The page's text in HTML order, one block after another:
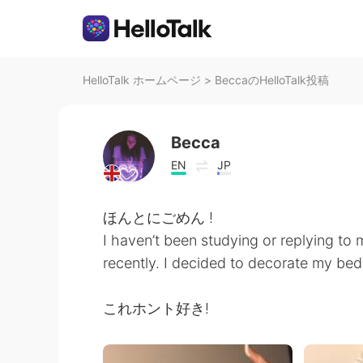
HelloTalk ホームページ > BeccaのHelloTalk投稿
Becca
EN JP
ほんとにごめん !
I haven’t been studying or replying to
recently. I decided to decorate my
これホント好き!